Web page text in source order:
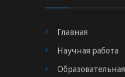
Главная
Научная работа
Образовательная